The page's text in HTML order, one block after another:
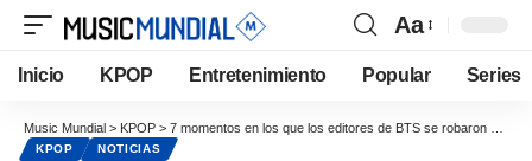
Aa
Inicio KPOP Entretenimiento Popular Series
Music Mundial > KPOP > 7 momentos en los que los editores de BTS se robaron el show con sus hilarantes comentarios
KPOP NOTICIAS